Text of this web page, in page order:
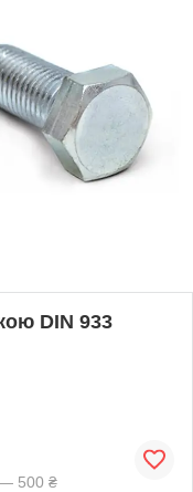
DIN 933
— 500 ₴